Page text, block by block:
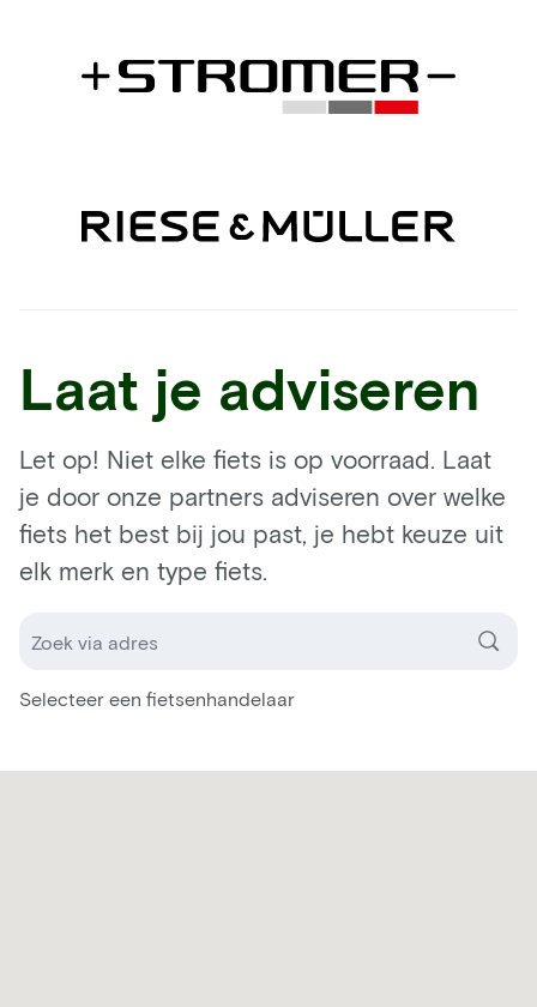
Laat je adviseren
Let op! Niet elke fiets is op voorraad. Laat
je door onze partners adviseren over welke
fiets het best bij jou past, je hebt keuze uit
elk merk en type fiets.
Selecteer een fietsenhandelaar